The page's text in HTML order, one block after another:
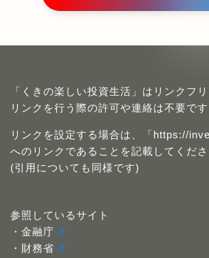
「くきの楽しい投資生活」はリンクフリ
リンクを行う際の許可や連絡は不要です
リンクを設定する場合は、「https://
へのリンクであることを記載してくださ
(引用についても同様です)
参照しているサイト
・金融庁
・財務省